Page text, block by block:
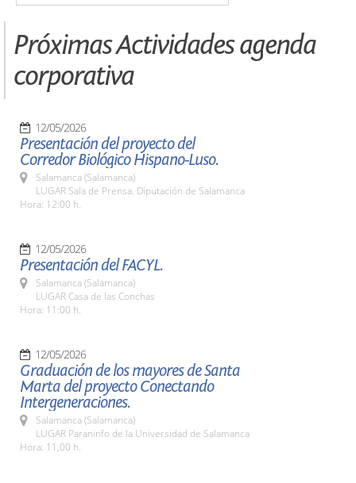
Próximas Actividades agenda
corporativa
12/05/2026
Presentación del proyecto del
Corredor Biológico Hispano-Luso.
Salamanca (Salamanca)
LUGAR Sala de Prensa. Diputación de Salamanca
Hora: 12:00 h.
12/05/2026
Presentación del FACYL.
Salamanca (Salamanca)
LUGAR Casa de las Conchas
Hora: 11:00 h.
12/05/2026
Graduación de los mayores de Santa
Marta del proyecto Conectando
Intergeneraciones.
Salamanca (Salamanca)
LUGAR Paraninfo de la Universidad de Salamanca
Hora: 11,00 h.